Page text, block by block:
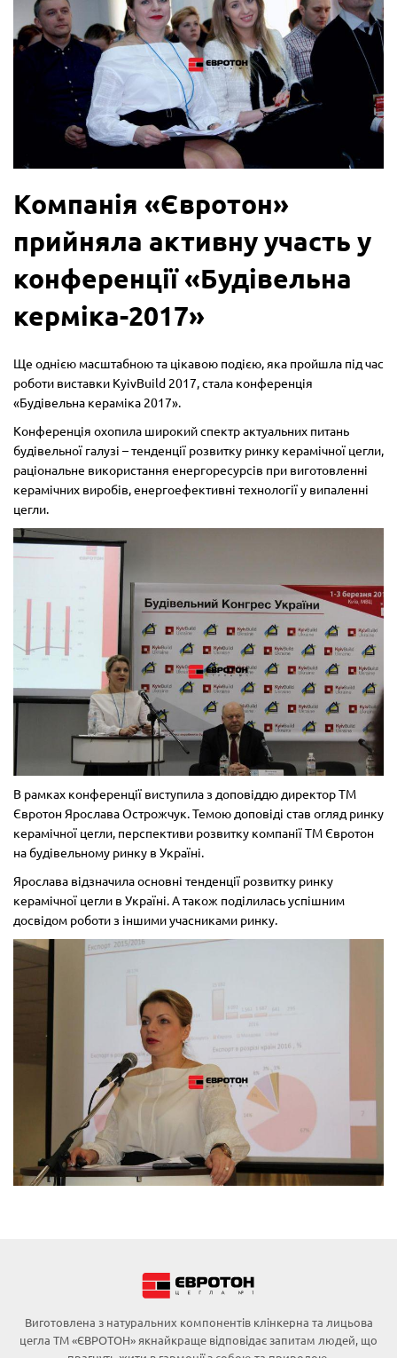
Компанія «Євротон»
прийняла активну участь у
конференції «Будівельна
керміка-2017»
Ще однією масштабною та цікавою подією, яка пройшла під час
роботи виставки KyivBuild 2017, стала конференція
«Будівельна кераміка 2017».
Конференція охопила широкий спектр актуальних питань
будівельної галузі – тенденції розвитку ринку керамічної цегли,
раціональне використання енергоресурсів при виготовленні
керамічних виробів, енергоефективні технології у випаленні
цегли.
В рамках конференції виступила з доповіддю директор ТМ
Євротон Ярослава Острожчук. Темою доповіді став огляд ринку
керамічної цегли, перспективи розвитку компанії ТМ Євротон
на будівельному ринку в Україні.
Ярослава відзначила основні тенденції розвитку ринку
керамічної цегли в Україні. А також поділилась успішним
досвідом роботи з іншими учасниками ринку.
Виготовлена з натуральних компонентів клінкерна та лицьова
цегла ТМ «ЄВРОТОН» якнайкраще відповідає запитам людей, що